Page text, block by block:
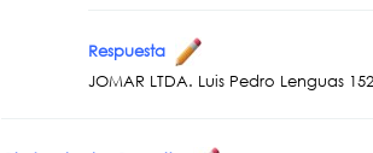
Respuesta
JOMAR LTDA. Luis Pedro Lenguas